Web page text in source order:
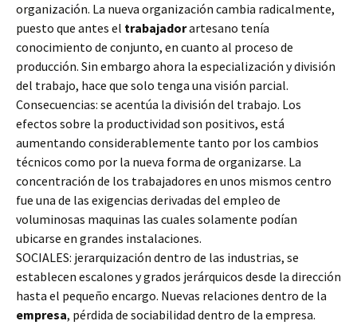
organización. La nueva organización cambia radicalmente,
puesto que antes el trabajadorartesano tenía
conocimiento de conjunto, en cuanto al proceso de
producción. Sin embargo ahora la especialización y división
del trabajo, hace que solo tenga una visión parcial.
Consecuencias: se acentúa la división del trabajo. Los
efectos sobre la productividad son positivos, está
aumentando considerablemente tanto por los cambios
técnicos como por la nueva forma de organizarse. La
concentración de los trabajadores en unos mismos centro
fue una de las exigencias derivadas del empleo de
voluminosas maquinas las cuales solamente podían
ubicarse en grandes instalaciones.
SOCIALES: jerarquización dentro de las industrias, se
establecen escalones y grados jerárquicos desde la dirección
hasta el pequeño encargo. Nuevas relaciones dentro de la
empresa, pérdida de sociabilidad dentro de la empresa.